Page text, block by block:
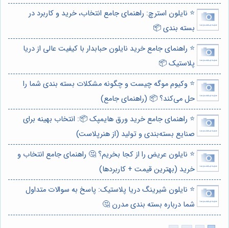
⭐️ نایلون استرچ: راهنمای جامع انتخاب، خرید و کاربرد در
بسته بندی 📦
⭐️ راهنمای جامع خرید نایلون حبابدار با کیفیت عالی از دریا
پلاستیک 📦
⭐️ وکیوم موگه چیست و چگونه مشکلات بسته بندی شما را
حل می‌کند؟ 📦 (راهنمای جامع)
⭐️ راهنمای جامع خرید ورق هایمپک 📦: انتخاب بهینه برای
صنایع بسته‌بندی و تولید (از هنرپلاست)
⭐️ نایلون عریض را از کجا بخریم؟ 🤔 راهنمای جامع انتخاب و
خرید (بهترین قیمت + کاربردها)
⭐️ نایلون شیرینگ دریا پلاستیک: پاسخ به سوالات متداول
شما درباره بسته بندی مدرن 🤔